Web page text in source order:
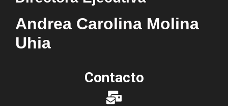
Andrea Carolina Molina
Uhia
Contacto